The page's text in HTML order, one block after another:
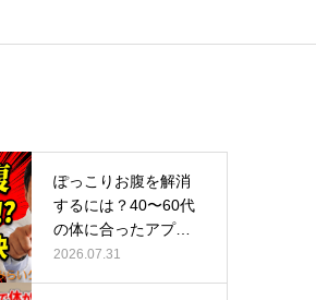
ぽっこりお腹を解消
するには？40〜60代
の体に合ったアプロ
ーチ
2026.07.31